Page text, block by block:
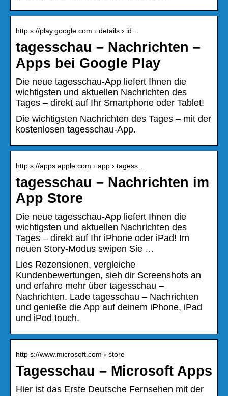
http s://play.google.com › details › id…
tagesschau – Nachrichten –
Apps bei Google Play
Die neue tagesschau-App liefert Ihnen die
wichtigsten und aktuellen Nachrichten des
Tages – direkt auf Ihr Smartphone oder Tablet!
Die wichtigsten Nachrichten des Tages – mit der
kostenlosen tagesschau-App.
http s://apps.apple.com › app › tagess…
tagesschau – Nachrichten im
App Store
Die neue tagesschau-App liefert Ihnen die
wichtigsten und aktuellen Nachrichten des
Tages – direkt auf Ihr iPhone oder iPad! Im
neuen Story-Modus swipen Sie …
Lies Rezensionen, vergleiche
Kundenbewertungen, sieh dir Screenshots an
und erfahre mehr über tagesschau –
Nachrichten. Lade tagesschau – Nachrichten
und genieße die App auf deinem iPhone, iPad
und iPod touch.
http s://www.microsoft.com › store
Tagesschau – Microsoft Apps
Hier ist das Erste Deutsche Fernsehen mit der